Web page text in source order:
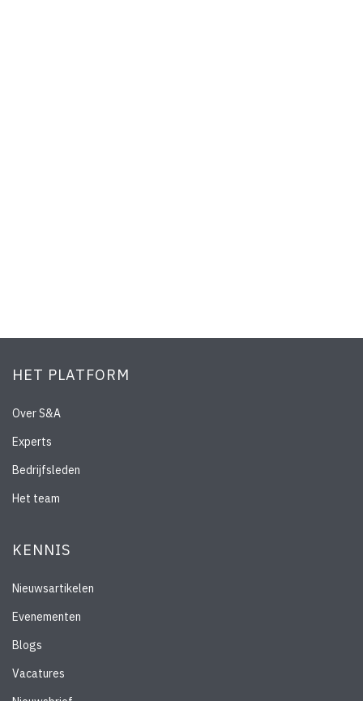
HET PLATFORM
Over S&A
Experts
Bedrijfsleden
Het team
KENNIS
Nieuwsartikelen
Evenementen
Blogs
Vacatures